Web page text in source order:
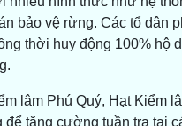
bảo vệ rừng. Các tổ dân
thời huy động 100% hộ
lâm Phú Quý, Hạt Kiểm
tăng cường tuần tra tại